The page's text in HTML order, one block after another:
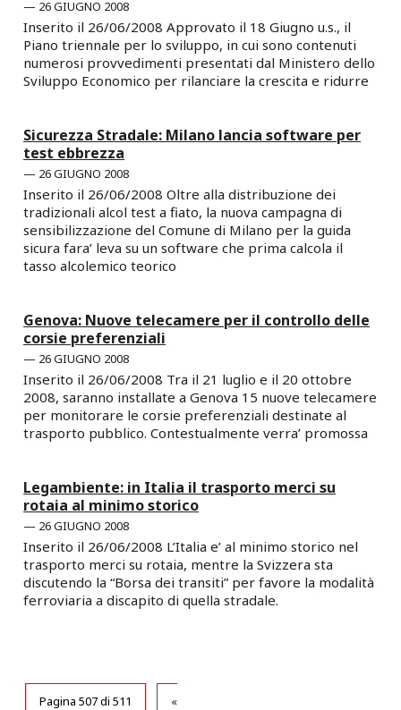
26 GIUGNO 2008
Inserito il 26/06/2008 Approvato il 18 Giugno u.s., il
Piano triennale per lo sviluppo, in cui sono contenuti
numerosi provvedimenti presentati dal Ministero dello
Sviluppo Economico per rilanciare la crescita e ridurre
Sicurezza Stradale: Milano lancia software per
test ebbrezza
26 GIUGNO 2008
Inserito il 26/06/2008 Oltre alla distribuzione dei
tradizionali alcol test a fiato, la nuova campagna di
sensibilizzazione del Comune di Milano per la guida
sicura fara’ leva su un software che prima calcola il
tasso alcolemico teorico
Genova: Nuove telecamere per il controllo delle
corsie preferenziali
26 GIUGNO 2008
Inserito il 26/06/2008 Tra il 21 luglio e il 20 ottobre
2008, saranno installate a Genova 15 nuove telecamere
per monitorare le corsie preferenziali destinate al
trasporto pubblico. Contestualmente verra’ promossa
Legambiente: in Italia il trasporto merci su
rotaia al minimo storico
26 GIUGNO 2008
Inserito il 26/06/2008 L’Italia e’ al minimo storico nel
trasporto merci su rotaia, mentre la Svizzera sta
discutendo la “Borsa dei transiti” per favore la modalità
ferroviaria a discapito di quella stradale.
Pagina 507 di 511 «